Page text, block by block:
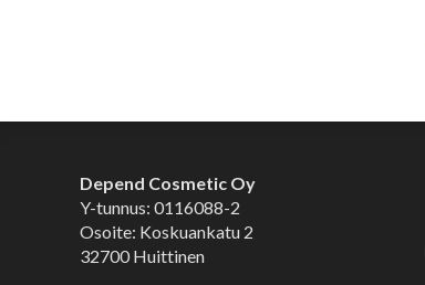
Depend Cosmetic Oy
Y-tunnus: 0116088-2
Osoite: Koskuankatu 2
32700 Huittinen